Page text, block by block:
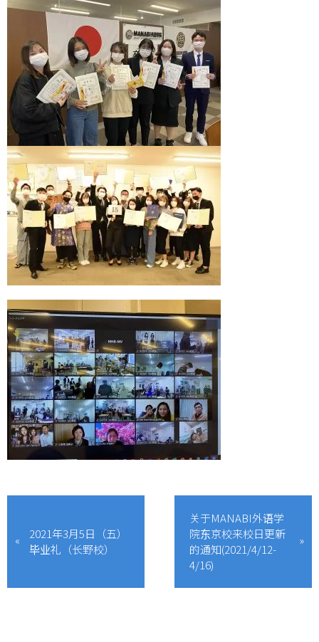
2021年3月5日（五）
毕业礼（长野校）
关于MANABI外语学
院东京校来校日更新
的通知(2021/4/12-
4/16)